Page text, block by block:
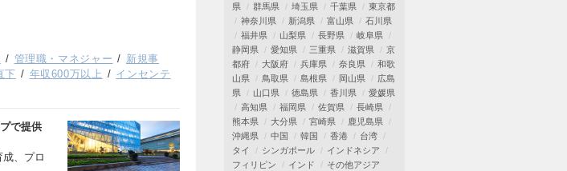
管理職・マネジャー
新規事
下 年収600万以上
インセンテ
で提供
、プロ
県
群馬県 埼玉県 千葉県
東京都
神奈川県
新潟県 富山県
石川県
福井県
山梨県 長野県
岐阜県
静岡県
愛知県 三重県 滋賀県
京
都府
大阪府 兵庫県 奈良県
和歌
山県
鳥取県 島根県 岡山県
広島
県
山口県 徳島県 香川県
愛媛県
高知県
福岡県 佐賀県
長崎県
熊本県
大分県 宮崎県
鹿児島県
沖縄県
中国 韓国 香港
台湾
タイ
シンガポール
インドネシア
フィリピン
インド
その他アジア